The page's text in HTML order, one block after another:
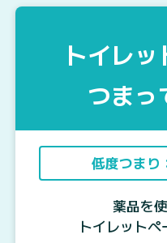
トイレ
つまっ
低度つまり
薬品を
トイレット